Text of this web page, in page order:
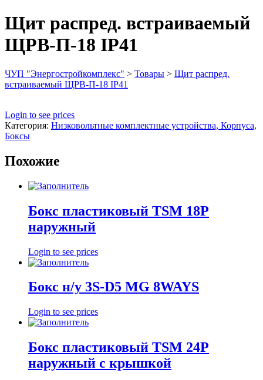
Щит распред. встраиваемый
ЩРВ-П-18 IP41
ЧУП "Энергостройкомплекс" > Товары > Щит распред.
встраиваемый ЩРВ-П-18 IP41
Login to see prices
Категория: Низковольтные комплектные устройства, Корпуса,
Боксы
Похожие
Бокс пластиковый TSM 18P
наружный
Login to see prices
Бокс н/у 3S-D5 MG 8WAYS
Login to see prices
Бокс пластиковый TSM 24Р
наружный с крышкой